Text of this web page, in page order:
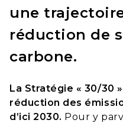
une
réduction de
carbone.
La Stratégie « 30/30
réduction des
d’ici 2030. Pour y